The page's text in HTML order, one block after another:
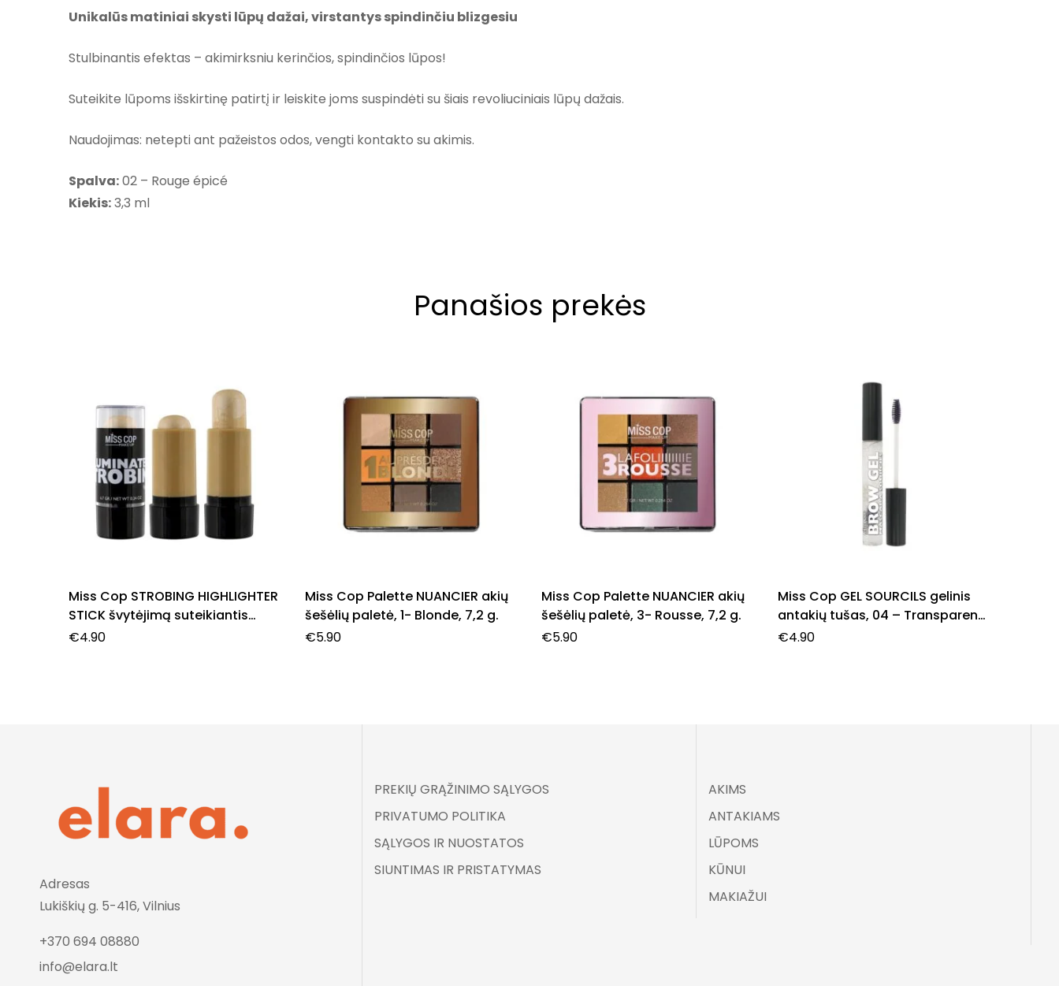
Unikalūs matiniai skysti lūpų dažai, virstantys spindinčiu blizgesiu
Stulbinantis efektas – akimirksniu kerinčios, spindinčios lūpos!
Suteikite lūpoms išskirtinę patirtį ir leiskite joms suspindėti su šiais revoliuciniais lūpų dažais.
Naudojimas: netepti ant pažeistos odos, vengti kontakto su akimis.
Spalva:02 – Rouge épicé
Kiekis:3,3 ml
Panašios prekės
Miss Cop STROBING HIGHLIGHTER
STICK švytėjimą suteikiantis
pieštukas, 7,6 g.
€4.90
Miss Cop Palette NUANCIER akių
šešėlių paletė, 1- Blonde, 7,2 g.
€5.90
Miss Cop Palette NUANCIER akių
šešėlių paletė, 3- Rousse, 7,2 g.
€5.90
Miss Cop GEL SOURCILS gelinis
antakių tušas, 04 – Transparent,
7,5 ml.
€4.90
Adresas
Lukiškių g. 5-416, Vilnius
+370 694 08880
info@elara.lt
PREKIŲ GRĄŽINIMO SĄLYGOS
PRIVATUMO POLITIKA
SĄLYGOS IR NUOSTATOS
SIUNTIMAS IR PRISTATYMAS
AKIMS
ANTAKIAMS
LŪPOMS
KŪNUI
MAKIAŽUI